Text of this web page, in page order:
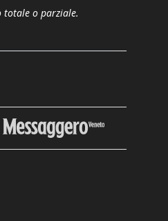
totale o parziale.